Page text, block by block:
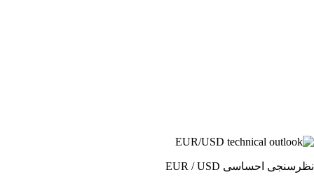
نظرسنجی احساسی EUR / USD